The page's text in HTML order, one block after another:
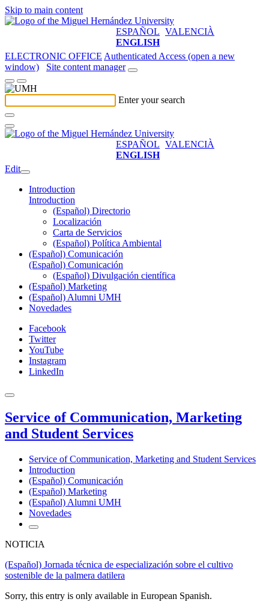
Skip to main content
ESPAÑOL VALENCIÀ
ENGLISH
ELECTRONIC OFFICE Authenticated Access (open a new
window)
Site content manager
Enter your search
ESPAÑOL VALENCIÀ
ENGLISH
Edit
Introduction
Introduction
(Español) Directorio
Localización
Carta de Servicios
(Español) Política Ambiental
(Español) Comunicación
(Español) Comunicación
(Español) Divulgación científica
(Español) Marketing
(Español) Alumni UMH
Novedades
Facebook
Twitter
YouTube
Instagram
LinkedIn
Service of Communication, Marketing
and Student Services
Service of Communication, Marketing and Student Services
Introduction
(Español) Comunicación
(Español) Marketing
(Español) Alumni UMH
Novedades
NOTICIA
(Español) Jornada técnica de especialización sobre el cultivo
sostenible de la palmera datilera
Sorry, this entry is only available in European Spanish.